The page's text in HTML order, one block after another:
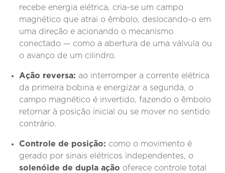
recebe energia elétrica, cria-se um campo
magnético que atrai o êmbolo, deslocando-o em
uma direção e acionando o mecanismo
conectado — como a abertura de uma válvula ou
o avanço de um cilindro.
Ação reversa: ao interromper a corrente elétrica
da primeira bobina e energizar a segunda, o
campo magnético é invertido, fazendo o êmbolo
retornar à posição inicial ou se mover no sentido
contrário.
Controle de posição: como o movimento é
gerado por sinais elétricos independentes, o
solenóide de dupla ação oferece controle total